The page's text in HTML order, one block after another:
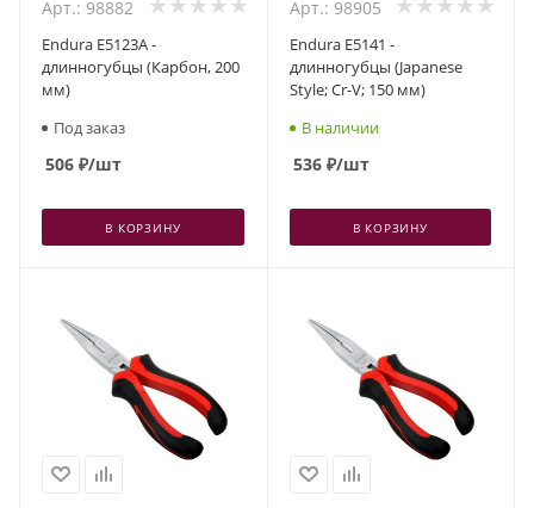
Арт.: 98882
Endura E5123A -
длинногубцы (Карбон, 200
мм)
Под заказ
506 ₽/шт
В КОРЗИНУ
Арт.: 98905
Endura E5141 -
длинногубцы (Japanese
Style; Cr-V; 150 мм)
В наличии
536₽/шт
В КОРЗИНУ